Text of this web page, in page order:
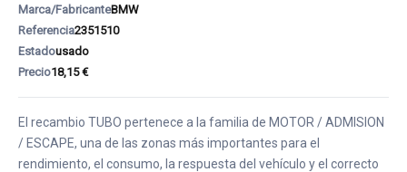
Marca/FabricanteBMW
Referencia2351510
Estadousado
Precio18,15 €
El recambio TUBO pertenece a la familia de MOTOR / ADMISION
/ ESCAPE, una de las zonas más importantes para el
rendimiento, el consumo, la respuesta del vehículo y el correcto